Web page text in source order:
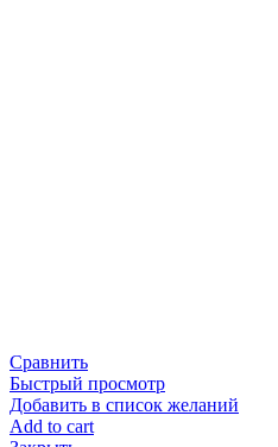
Сравнить
Быстрый просмотр
Добавить в список желаний
Add to cart